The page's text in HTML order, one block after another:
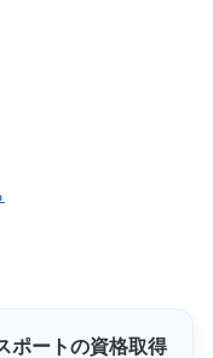
ポートの資格取得